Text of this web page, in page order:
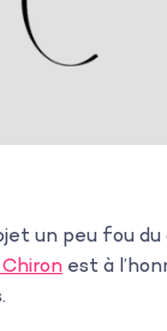
un peu fou du
est à